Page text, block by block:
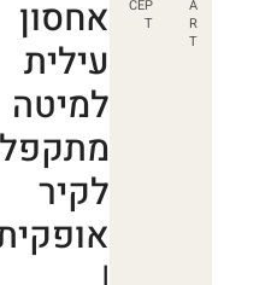
A
R
T
CEP
T
אחסון
עילית
למיטה
לקיר